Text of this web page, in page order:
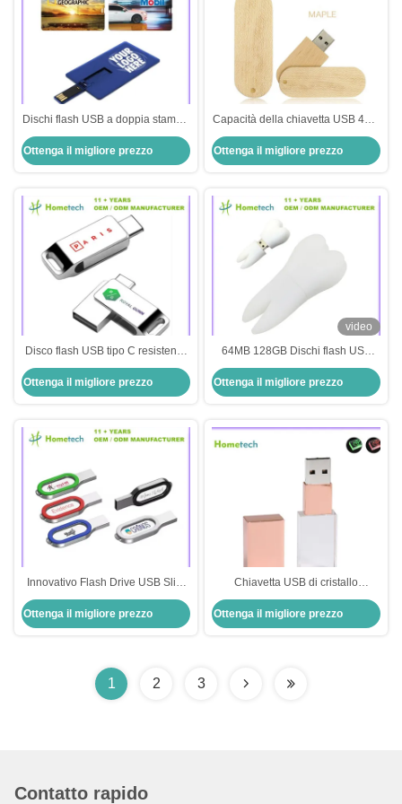
Dischi flash USB a doppia stampa
con capacità da 128 MB a 256 GB
Ottenga il migliore prezzo
Capacità della chiavetta USB 4GB
8GB 16GB dell'OEM Logo Maple
Wooden per lo Smart Device
Ottenga il migliore prezzo
Disco flash USB tipo C resistente
all'acqua in argento con grande
capacità 512 GB personalizzato
Ottenga il migliore prezzo
video
64MB 128GB Dischi flash USB
personalizzati 2.0 / 3.0 Tipo di
interfaccia per prodotti
Ottenga il migliore prezzo
Innovativo Flash Drive USB Slim
Metal USB 3.0 64G con logo
personalizzato impermeabile
Ottenga il migliore prezzo
Chiavetta USB di cristallo
promozionale delle chiavette USB
su ordinazione ad alta velocità
LED di forma USB2.0/3.0 per il
Ottenga il migliore prezzo
1 2 3
Contatto rapido